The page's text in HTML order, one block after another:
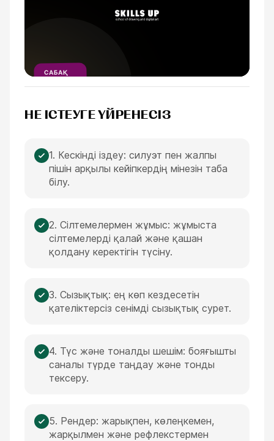
САБАҚ
НЕ ІСТЕУГЕ ҮЙРЕНЕСІЗ
1. Кескінді іздеу: силуэт пен жалпы
пішін арқылы кейіпкердің мінезін таба
білу.
2. Сілтемелермен жұмыс: жұмыста
сілтемелерді қалай және қашан
қолдану керектігін түсіну.
3. Сызықтық: ең көп кездесетін
қателіктерсіз сенімді сызықтық сурет.
4. Түс және тоналды шешім: бояғышты
саналы түрде таңдау және тонды
тексеру.
5. Рендер: жарықпен, көлеңкемен,
жарқылмен және рефлекстермен